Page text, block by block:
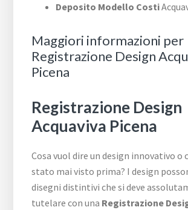
Deposito Modello Costi
Maggiori informazioni per
Registrazione Design
Picena
Registrazione Design
Acquaviva Picena
Cosa vuol dire un design innovativo o
stato mai visto prima? I design
disegni distintivi che si deve
tutelare con una Registrazione